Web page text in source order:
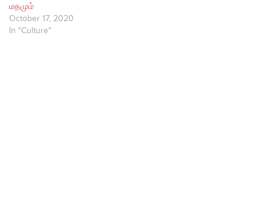
மதமும்
October 17, 2020
In "Culture"